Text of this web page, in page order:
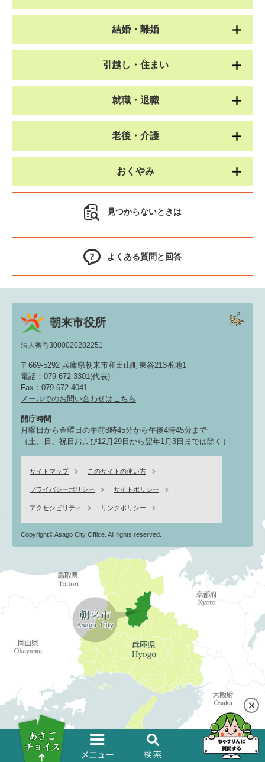
結婚・離婚
引越し・住まい
就職・退職
老後・介護
おくやみ
見つからないときは
よくある質問と回答
朝来市役所
法人番号3000020282251
〒669-5292 兵庫県朝来市和田山町東谷213番地1
電話：079-672-3301(代表)
Fax：079-672-4041
メールでのお問い合わせはこちら
開庁時間
月曜日から金曜日の午前8時45分から午後4時45分まで
（土、日、祝日および12月29日から翌年1月3日までは除く）
サイトマップ このサイトの使い方
プライバシーポリシー サイトポリシー
アクセシビリティ リンクポリシー
Copyright© Asago City Office. All rights reserved.